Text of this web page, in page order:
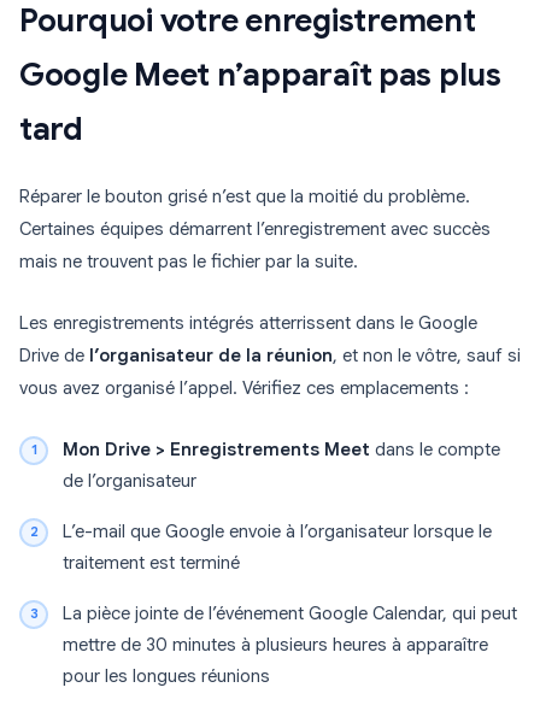
Pourquoi votre enregistrement
Google Meet n’apparaît pas plus
tard
Réparer le bouton grisé n’est que la moitié du problème.
Certaines équipes démarrent l’enregistrement avec succès
mais ne trouvent pas le fichier par la suite.
Les enregistrements intégrés atterrissent dans le Google
Drive de l’organisateur de la réunion, et non le vôtre, sauf si
vous avez organisé l’appel. Vérifiez ces emplacements :
Mon Drive > Enregistrements Meet dans le compte
de l’organisateur
L’e-mail que Google envoie à l’organisateur lorsque le
traitement est terminé
La pièce jointe de l’événement Google Calendar, qui peut
mettre de 30 minutes à plusieurs heures à apparaître
pour les longues réunions